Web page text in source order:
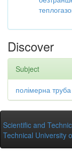
Discover
Subject
полімерна труба
Scientific and
Technical University